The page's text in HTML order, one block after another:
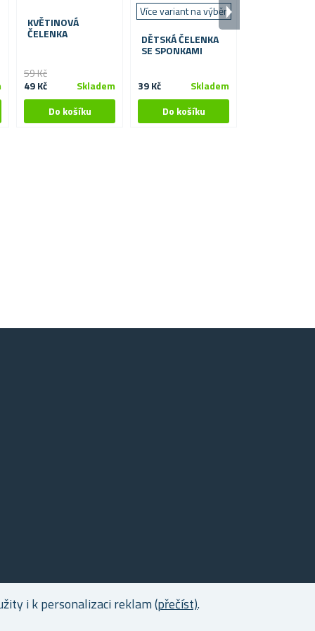
i k personalizaci reklam(přečíst).
KVĚTINOVÁ
ČELENKA
59 Kč
49 Kč
Skladem
Více variant na výběr
DĚTSKÁ ČELENKA
SE SPONKAMI
39 Kč Skladem